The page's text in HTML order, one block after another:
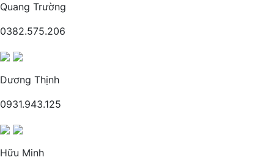
Quang Trường
0382.575.206
Dương Thịnh
0931.943.125
Hữu Minh